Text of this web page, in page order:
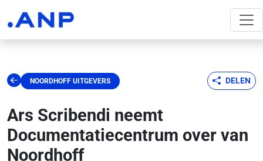
NOORDHOFF UITGEVERS DELEN
Ars Scribendi neemt
Documentatiecentrum over van
Noordhoff